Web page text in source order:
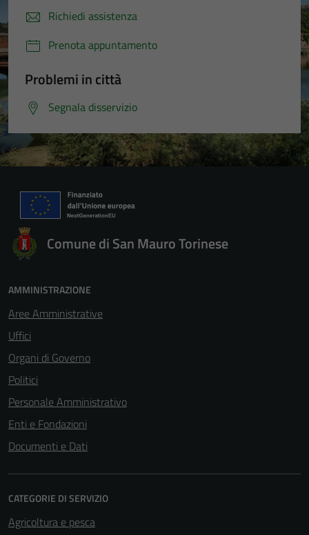
Richiedi assistenza
Prenota appuntamento
Problemi in città
Segnala disservizio
Comune di San Mauro Torinese
AMMINISTRAZIONE
Aree Amministrative
Uffici
Organi di Governo
Politici
Personale Amministrativo
Enti e Fondazioni
Documenti e Dati
CATEGORIE DI SERVIZIO
Agricoltura e pesca